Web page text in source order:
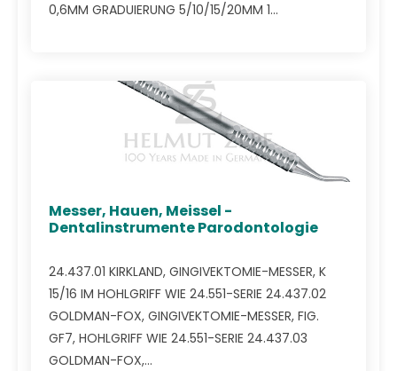
0,6MM GRADUIERUNG 5/10/15/20MM 1...
Messer, Hauen, Meissel -
Dentalinstrumente Parodontologie
24.437.01 KIRKLAND, GINGIVEKTOMIE-MESSER, K
15/16 IM HOHLGRIFF WIE 24.551-SERIE 24.437.02
GOLDMAN-FOX, GINGIVEKTOMIE-MESSER, FIG.
GF7, HOHLGRIFF WIE 24.551-SERIE 24.437.03
GOLDMAN-FOX,...